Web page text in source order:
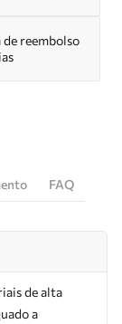
reembolso
FAQ
de alta
a